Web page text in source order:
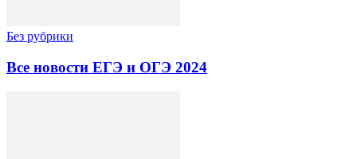
Без рубрики
Все новости ЕГЭ и ОГЭ 2024